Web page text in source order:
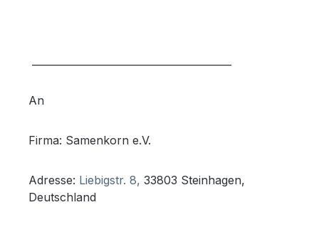
An
Firma: Samenkorn e.V.
Adresse: Liebigstr. 8, 33803 Steinhagen,
Deutschland